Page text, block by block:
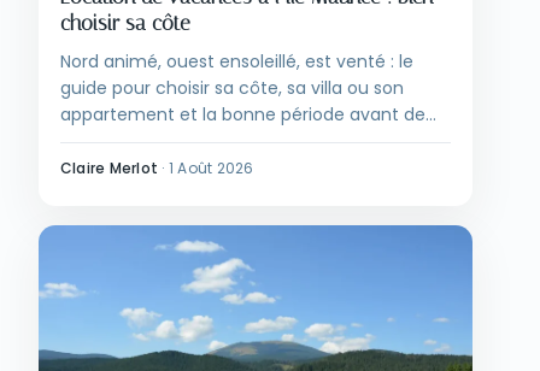
choisir sa côte
Nord animé, ouest ensoleillé, est venté : le
guide pour choisir sa côte, sa villa ou son
appartement et la bonne période avant de
réserver une location à l'île Maurice.
Claire Merlot · 1 Août 2026